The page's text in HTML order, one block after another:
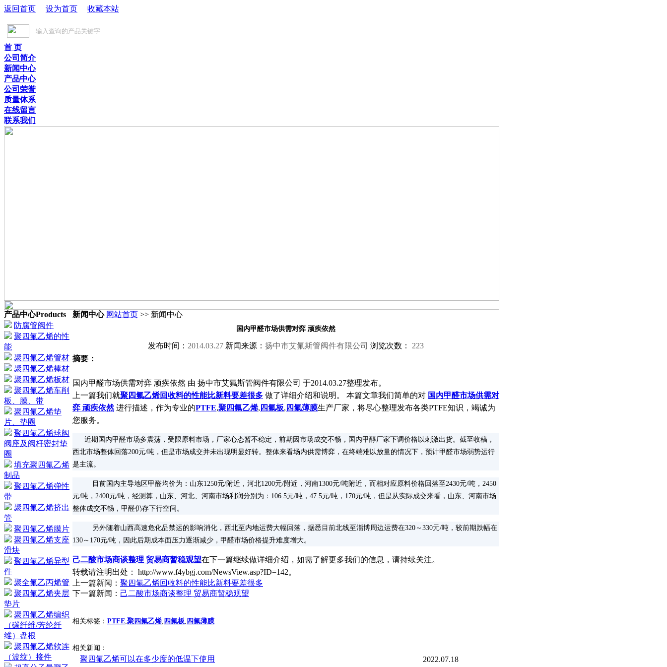
返回首页 设为首页 收藏本站
首 页
公司简介
新闻中心
产品中心
公司荣誉
质量体系
在线留言
联系我们
产品中心Products
防腐管阀件
聚四氟乙烯的性
能
聚四氟乙烯管材
聚四氟乙烯棒材
聚四氟乙烯板材
聚四氟乙烯车削
板、膜、带
聚四氟乙烯垫
片、垫圈
聚四氟乙烯球阀
阀座及阀杆密封垫
圈
填充聚四氟乙烯
制品
聚四氟乙烯弹性
带
聚四氟乙烯挤出
管
聚四氟乙烯膜片
聚四氟乙烯支座
滑块
聚四氟乙烯异型
件
聚全氟乙丙烯管
聚四氟乙烯夹层
垫片
聚四氟乙烯编织
（碳纤维/芳纶纤
维）盘根
聚四氟乙烯软连
（波纹）接件
新闻中心 网站首页 >> 新闻中心
国内甲醛市场供需对弈 顽疾依然
发布时间： 2014.03.27 新闻来源： 扬中市艾氟斯管阀件有限公司 浏览次数：
223
摘要：
国内甲醛市场供需对弈 顽疾依然 由 扬中市艾氟斯管阀件有限公司 于2014.03.27整理发布。
上一篇我们就聚四氟乙烯回收料的性能比新料要差很多 做了详细介绍和说明。 本篇文章我们简单的对 国内甲醛市场供需对
弈 顽疾依然进行描述，作为专业的PTFE,聚四氟乙烯, 四氟板, 四氟薄膜生产厂家，将尽心整理发布各类PTFE知识，竭诚为
您服务。
近期国内甲醛市场多震荡，受限原料市场，厂家心态暂不稳定，前期因市场成交不畅，国内甲醇厂家下调价格以刺激出货。截至收稿，
西北市场整体回落200元/吨，但是市场成交并未出现明显好转。整体来看场内供需博弈，在终端难以放量的情况下，预计甲醛市场弱势运行
是主流。
目前国内主导地区甲醛均价为：山东1250元/附近，河北1200元/附近，河南1300元/吨附近，而相对应原料价格回落至2430元/吨，2450
元/吨，2400元/吨，经测算，山东、河北、河南市场利润分别为：106.5元/吨，47.5元/吨，170元/吨，但是从实际成交来看，山东、河南市场
整体成交不畅，甲醛仍存下行空间。
另外随着山西高速危化品禁运的影响消化，西北至内地运费大幅回落，据悉目前北线至淄博周边运费在320～330元/吨，较前期跌幅在
130～170元/吨，因此后期成本面压力逐渐减少，甲醛市场价格提升难度增大。
己二酸市场商谈整理 贸易商暂稳观望在下一篇继续做详细介绍，如需了解更多我们的信息，请持续关注。
转载请注明出处： http://www.f4ybgj.com/NewsView.asp?ID=142。
上一篇新闻： 聚四氟乙烯回收料的性能比新料要差很多
下一篇新闻： 己二酸市场商谈整理 贸易商暂稳观望
相关标签： PTFE 聚四氟乙烯, 四氟板 四氟薄膜
相关新闻：
聚四氟乙烯可以在多少度的低温下使用 2022.07.18